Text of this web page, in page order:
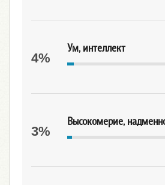
Ум, интеллект
4%
Высокомерие,
3%